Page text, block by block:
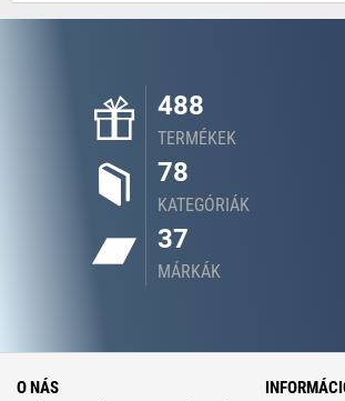
488
TERMÉKEK
78
KATEGÓRIÁK
37
MÁRKÁK
O NÁS